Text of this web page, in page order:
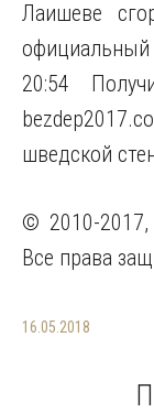
Лаишеве
20:54
шведской
© 2010-2017,
Все права
16.05.2018